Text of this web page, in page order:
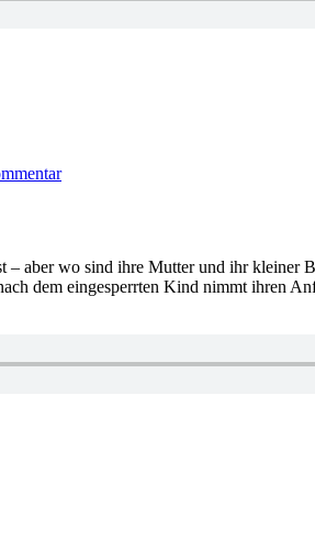
713:
Tochter
des
– aber wo sind ihre Mutter und ihr kleiner
dem eingesperrten Kind nimmt ihren